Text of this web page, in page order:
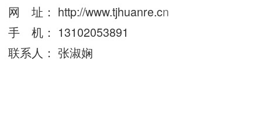
网 址： http://www.tjhuanre.cn
手 机： 13102053891
联系人： 张淑娴